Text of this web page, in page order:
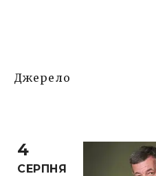
Джерело
4
СЕРПНЯ